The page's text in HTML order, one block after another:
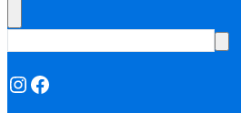
Instagram
Facebook